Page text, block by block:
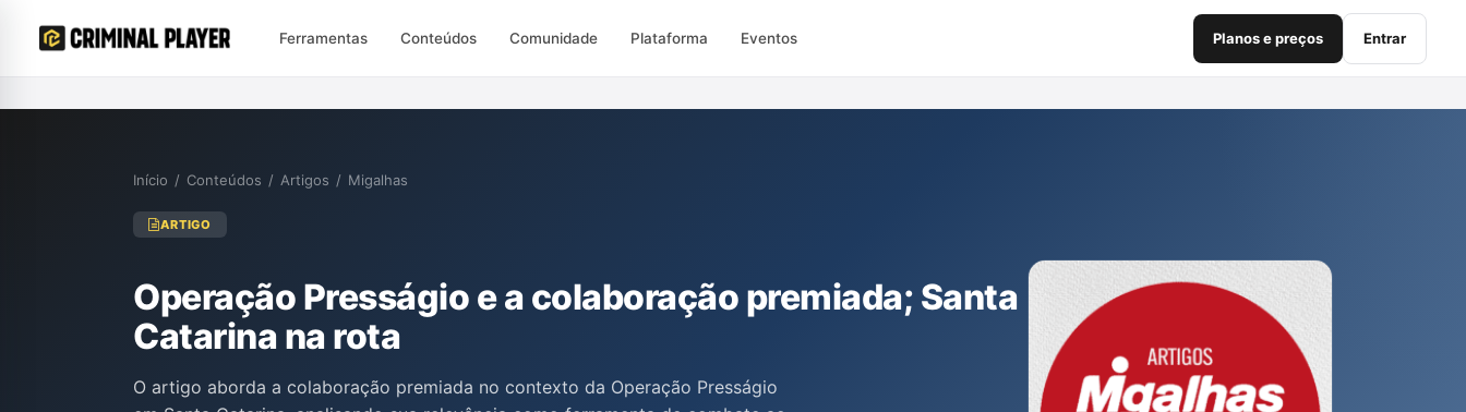
Ferramentas Conteúdos Comunidade Plataforma Eventos Planos e preços Entrar
Início / Conteúdos / Artigos / Migalhas
ARTIGO
Operação Presságio e a colaboração premiada; Santa
Catarina na rota
O artigo aborda a colaboração premiada no contexto da Operação Presságio